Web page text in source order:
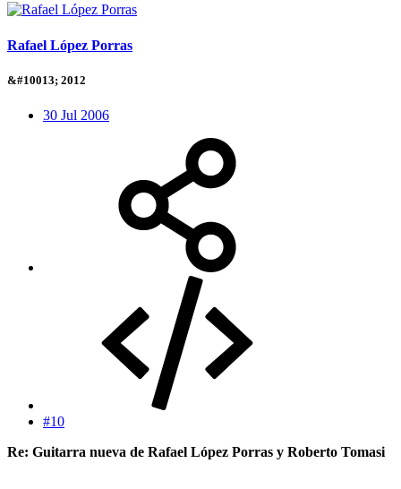
Rafael López Porras
&#10013; 2012
30 Jul 2006
#10
Re: Guitarra nueva de Rafael López Porras y Roberto Tomasi